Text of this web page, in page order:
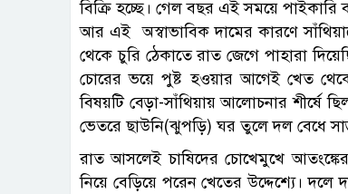
বিক্রি হচ্ছে। গেল বছর এই সময়ে পাইকারি
আর এই অস্বাভাবিক দামের কারণে
থেকে চুরি ঠেকাতে রাত জেগে পাহারা
চোরের ভয়ে পুষ্ট হওয়ার আগেই খেত
বিষয়টি বেড়া-সাঁথিয়ায় আলোচনার শীর্ষে
ভেতরে ছাউনি(ঝুপড়ি) ঘর তুলে দল বেধে
রাত আসলেই চাষিদের চোখেমুখে
নিয়ে বেড়িয়ে পরেন খেতের উদ্দেশ্যে।